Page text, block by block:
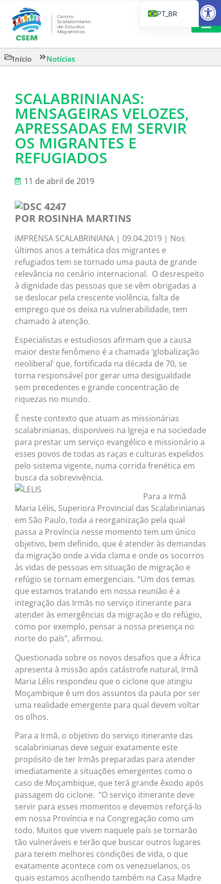
Início Notícias
SCALABRINIANAS:
MENSAGEIRAS VELOZES,
APRESSADAS EM SERVIR
OS MIGRANTES E
REFUGIADOS
11 de abril de 2019
POR ROSINHA MARTINS
IMPRENSA SCALABRINIANA | 09.04.2019 | Nos
últimos anos a temática dos migrantes e
refugiados tem se tornado uma pauta de grande
relevância no cenário internacional. O desrespeito
à dignidade das pessoas que se vêm obrigadas a
se deslocar pela crescente violência, falta de
emprego que os deixa na vulnerabilidade, tem
chamado à atenção.
Especialistas e estudiosos afirmam que a causa
maior deste fenômeno é a chamada ‘globalização
neoliberal’ que, fortificada na década de 70, se
torna responsável por gerar uma desigualdade
sem precedentes e grande concentração de
riquezas no mundo.
É neste contexto que atuam as missionárias
scalabrinianas, disponíveis na Igreja e na sociedade
para prestar um serviço evangélico e missionário a
esses povos de todas as raças e culturas expelidos
pelo sistema vigente, numa corrida frenética em
busca da sobrevivência.
Para a Irmã
Maria Lélis, Superiora Provincial das Scalabrinianas
em São Paulo, toda a reorganização pela qual
passa a Província nesse momento tem um único
objetivo, bem definido, que é atender às demandas
da migração onde a vida clama e onde os socorros
às vidas de pessoas em situação de migração e
refúgio se tornam emergenciais. “Um dos temas
que estamos tratando em nossa reunião é a
integração das Irmãs no serviço itinerante para
atender às emergências da migração e do refúgio,
como por exemplo, pensar a nossa presença no
norte do país”, afirmou.
Questionada sobre os novos desafios que a África
apresenta à missão após catástrofe natural, Irmã
Maria Lélis respondeu que o ciclone que atingiu
Moçambique é um dos assuntos da pauta por ser
uma realidade emergente para qual devem voltar
os olhos.
Para a Irmã, o objetivo do serviço itinerante das
scalabrinianas deve seguir exatamente este
propósito de ter Irmãs preparadas para atender
imediatamente a situações emergentes como o
caso de Moçambique, que terá grande êxodo após
passagem do ciclone. “O serviço itinerante deve
servir para esses momentos e devemos reforçá-lo
em nossa Província e na Congregação como um
todo. Muitos que vivem naquele país se tornarão
tão vulneráveis e terão que buscar outros lugares
para terem melhores condições de vida, o que
exatamente acontece com os venezuelanos, os
quais estamos acolhendo também na Casa Madre
PT_BR
IT